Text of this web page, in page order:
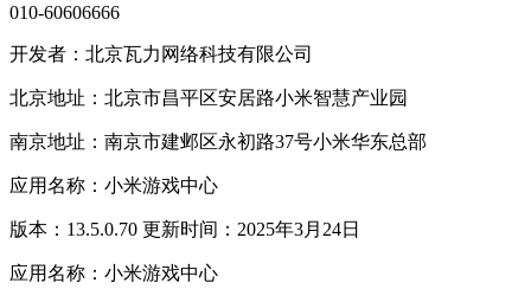
010-60606666
开发者：北京瓦力网络科技有限公司
北京地址：北京市昌平区安居路小米智慧产业园
南京地址：南京市建邺区永初路37号小米华东总部
应用名称：小米游戏中心
版本：13.5.0.70 更新时间：2025年3月24日
应用名称：小米游戏中心